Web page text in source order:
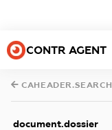
CONTR AGENT
CAHEADER.SEARCH
document.dossier